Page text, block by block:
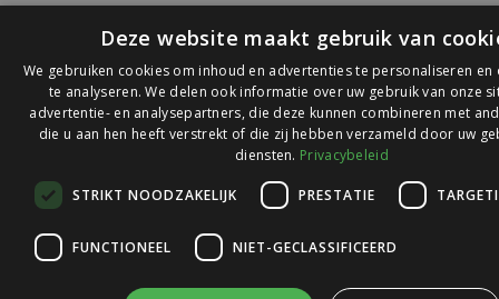
© 2026 Ledlichtdiscounter.nl
op
Webwinkelkeur
Deze website maakt gebruik van
We gebruiken cookies om inhoud en advertenties te personaliseren en
te analyseren. We delen ook informatie over uw gebruik van onze
advertentie- en analysepartners, die deze kunnen combineren met
die u aan hen heeft verstrekt of die zij hebben verzameld door uw
diensten. Privacybeleid
STRIKT NOODZAKELIJK PRESTATIE
FUNCTIONEEL NIET-GECLASSIFICEERD